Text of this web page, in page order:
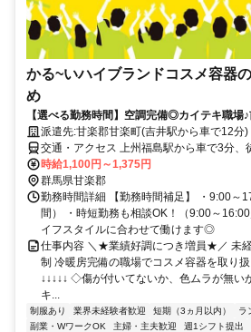
かる~いハイブランドコスメ容器
め
【選べる勤務時間】空調完備◎カイテキ職場
派遣先:甘楽郡甘楽町(吉井駅から車で12分
エス・アウトソーシング株式会社 前橋中
交通・アクセス 上州福島駅から車で3分、
１２分アクセス良好のお仕事です！
時給1,100円～1,375円
群馬県甘楽郡
勤務時間詳細 【勤務時間補足】 ・9:00～
間） ・時短勤務も相談OK！（9:00～
イフスタイルに合わせて働けます◎
仕事内容 ＼★業績好調につき増員★／ 未
制 冷暖房完備の職場でコスメ容器を取り
↓↓↓↓↓ ◇傷が付いてないか、色ムラが無
キ...
制服あり 業界未経験者歓迎 短期（3ヵ月以内） ラ
副業・WワークOK
主婦・主夫歓迎 週1シフト提出